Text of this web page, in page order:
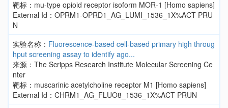
靶标：mu-type opioid receptor isoform MOR-1 [Homo sapiens]
External Id：OPRM1-OPRD1_AG_LUMI_1536_1X%ACT PRU
N
实验名称： Fluorescence-based cell-based primary high throug
hput screening assay to identify ago...
来源：The Scripps Research Institute Molecular Screening Ce
nter
靶标：muscarinic acetylcholine receptor M1 [Homo sapiens]
External Id：CHRM1_AG_FLUO8_1536_1X%ACT PRUN